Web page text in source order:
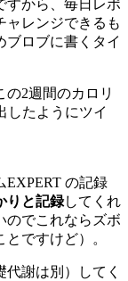
すから、毎日レポ
ャレンジできるも
ブロブに書くタイ
2週間のカロリ
したようにツイ
EXPERT の記録
りと記録してくれ
のでこれならズボ
ですけど）。
謝は別）してく